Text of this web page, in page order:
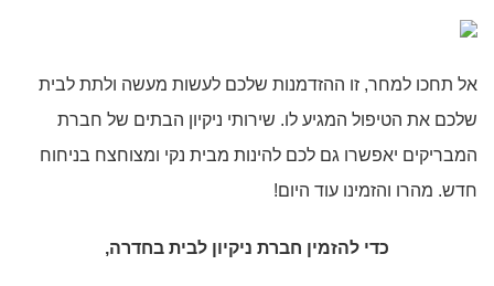
אל תחכו למחר, זו ההזדמנות שלכם לעשות מעשה ולתת לבית
שלכם את הטיפול המגיע לו. שירותי ניקיון הבתים של חברת
המבריקים יאפשרו גם לכם להינות מבית נקי ומצוחצח בניחוח
חדש. מהרו והזמינו עוד היום!
כדי להזמין חברת ניקיון לבית בחדרה,